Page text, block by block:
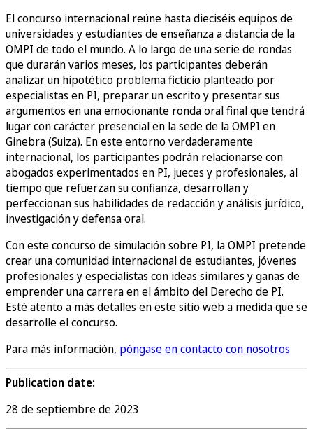
El concurso internacional reúne hasta dieciséis equipos de
universidades y estudiantes de enseñanza a distancia de la
OMPI de todo el mundo. A lo largo de una serie de rondas
que durarán varios meses, los participantes deberán
analizar un hipotético problema ficticio planteado por
especialistas en PI, preparar un escrito y presentar sus
argumentos en una emocionante ronda oral final que tendrá
lugar con carácter presencial en la sede de la OMPI en
Ginebra (Suiza). En este entorno verdaderamente
internacional, los participantes podrán relacionarse con
abogados experimentados en PI, jueces y profesionales, al
tiempo que refuerzan su confianza, desarrollan y
perfeccionan sus habilidades de redacción y análisis jurídico,
investigación y defensa oral.
Con este concurso de simulación sobre PI, la OMPI pretende
crear una comunidad internacional de estudiantes, jóvenes
profesionales y especialistas con ideas similares y ganas de
emprender una carrera en el ámbito del Derecho de PI.
Esté atento a más detalles en este sitio web a medida que se
desarrolle el concurso.
Para más información, póngase en contacto con nosotros
Publication date:
28 de septiembre de 2023